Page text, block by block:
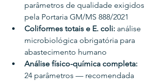
parâmetros de qualidade exigidos
pela Portaria GM/MS 888/2021
Coliformes totais e E. coli: análise
microbiológica obrigatória para
abastecimento humano
Análise físico-química completa:
24 parâmetros — recomendada